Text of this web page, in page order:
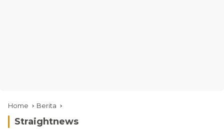
Home Berita
Straightnews